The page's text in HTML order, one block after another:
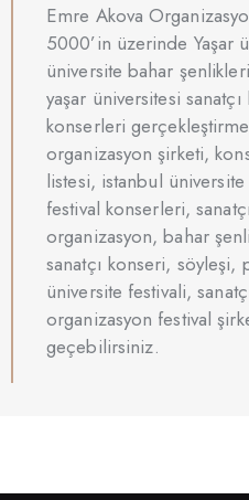
Emre Akova
5000’in üzerinde Yaşar
üniversite bahar
yaşar üniversitesi
konserleri
organizasyon şirketi,
listesi, istanbul
festival konserleri,
organizasyon, bahar
sanatçı konseri,
üniversite festivali,
organizasyon festival
geçebilirsiniz.